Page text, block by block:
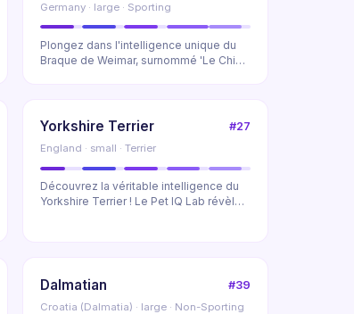
Germany · large · Sporting
Plongez dans l'intelligence unique du
Braque de Weimar, surnommé 'Le Chien
Yorkshire Terrier #27
England · small · Terrier
Découvrez la véritable intelligence du
Yorkshire Terrier ! Le Pet IQ Lab révèle
Dalmatian #39
Croatia (Dalmatia) · large · Non-Sporting